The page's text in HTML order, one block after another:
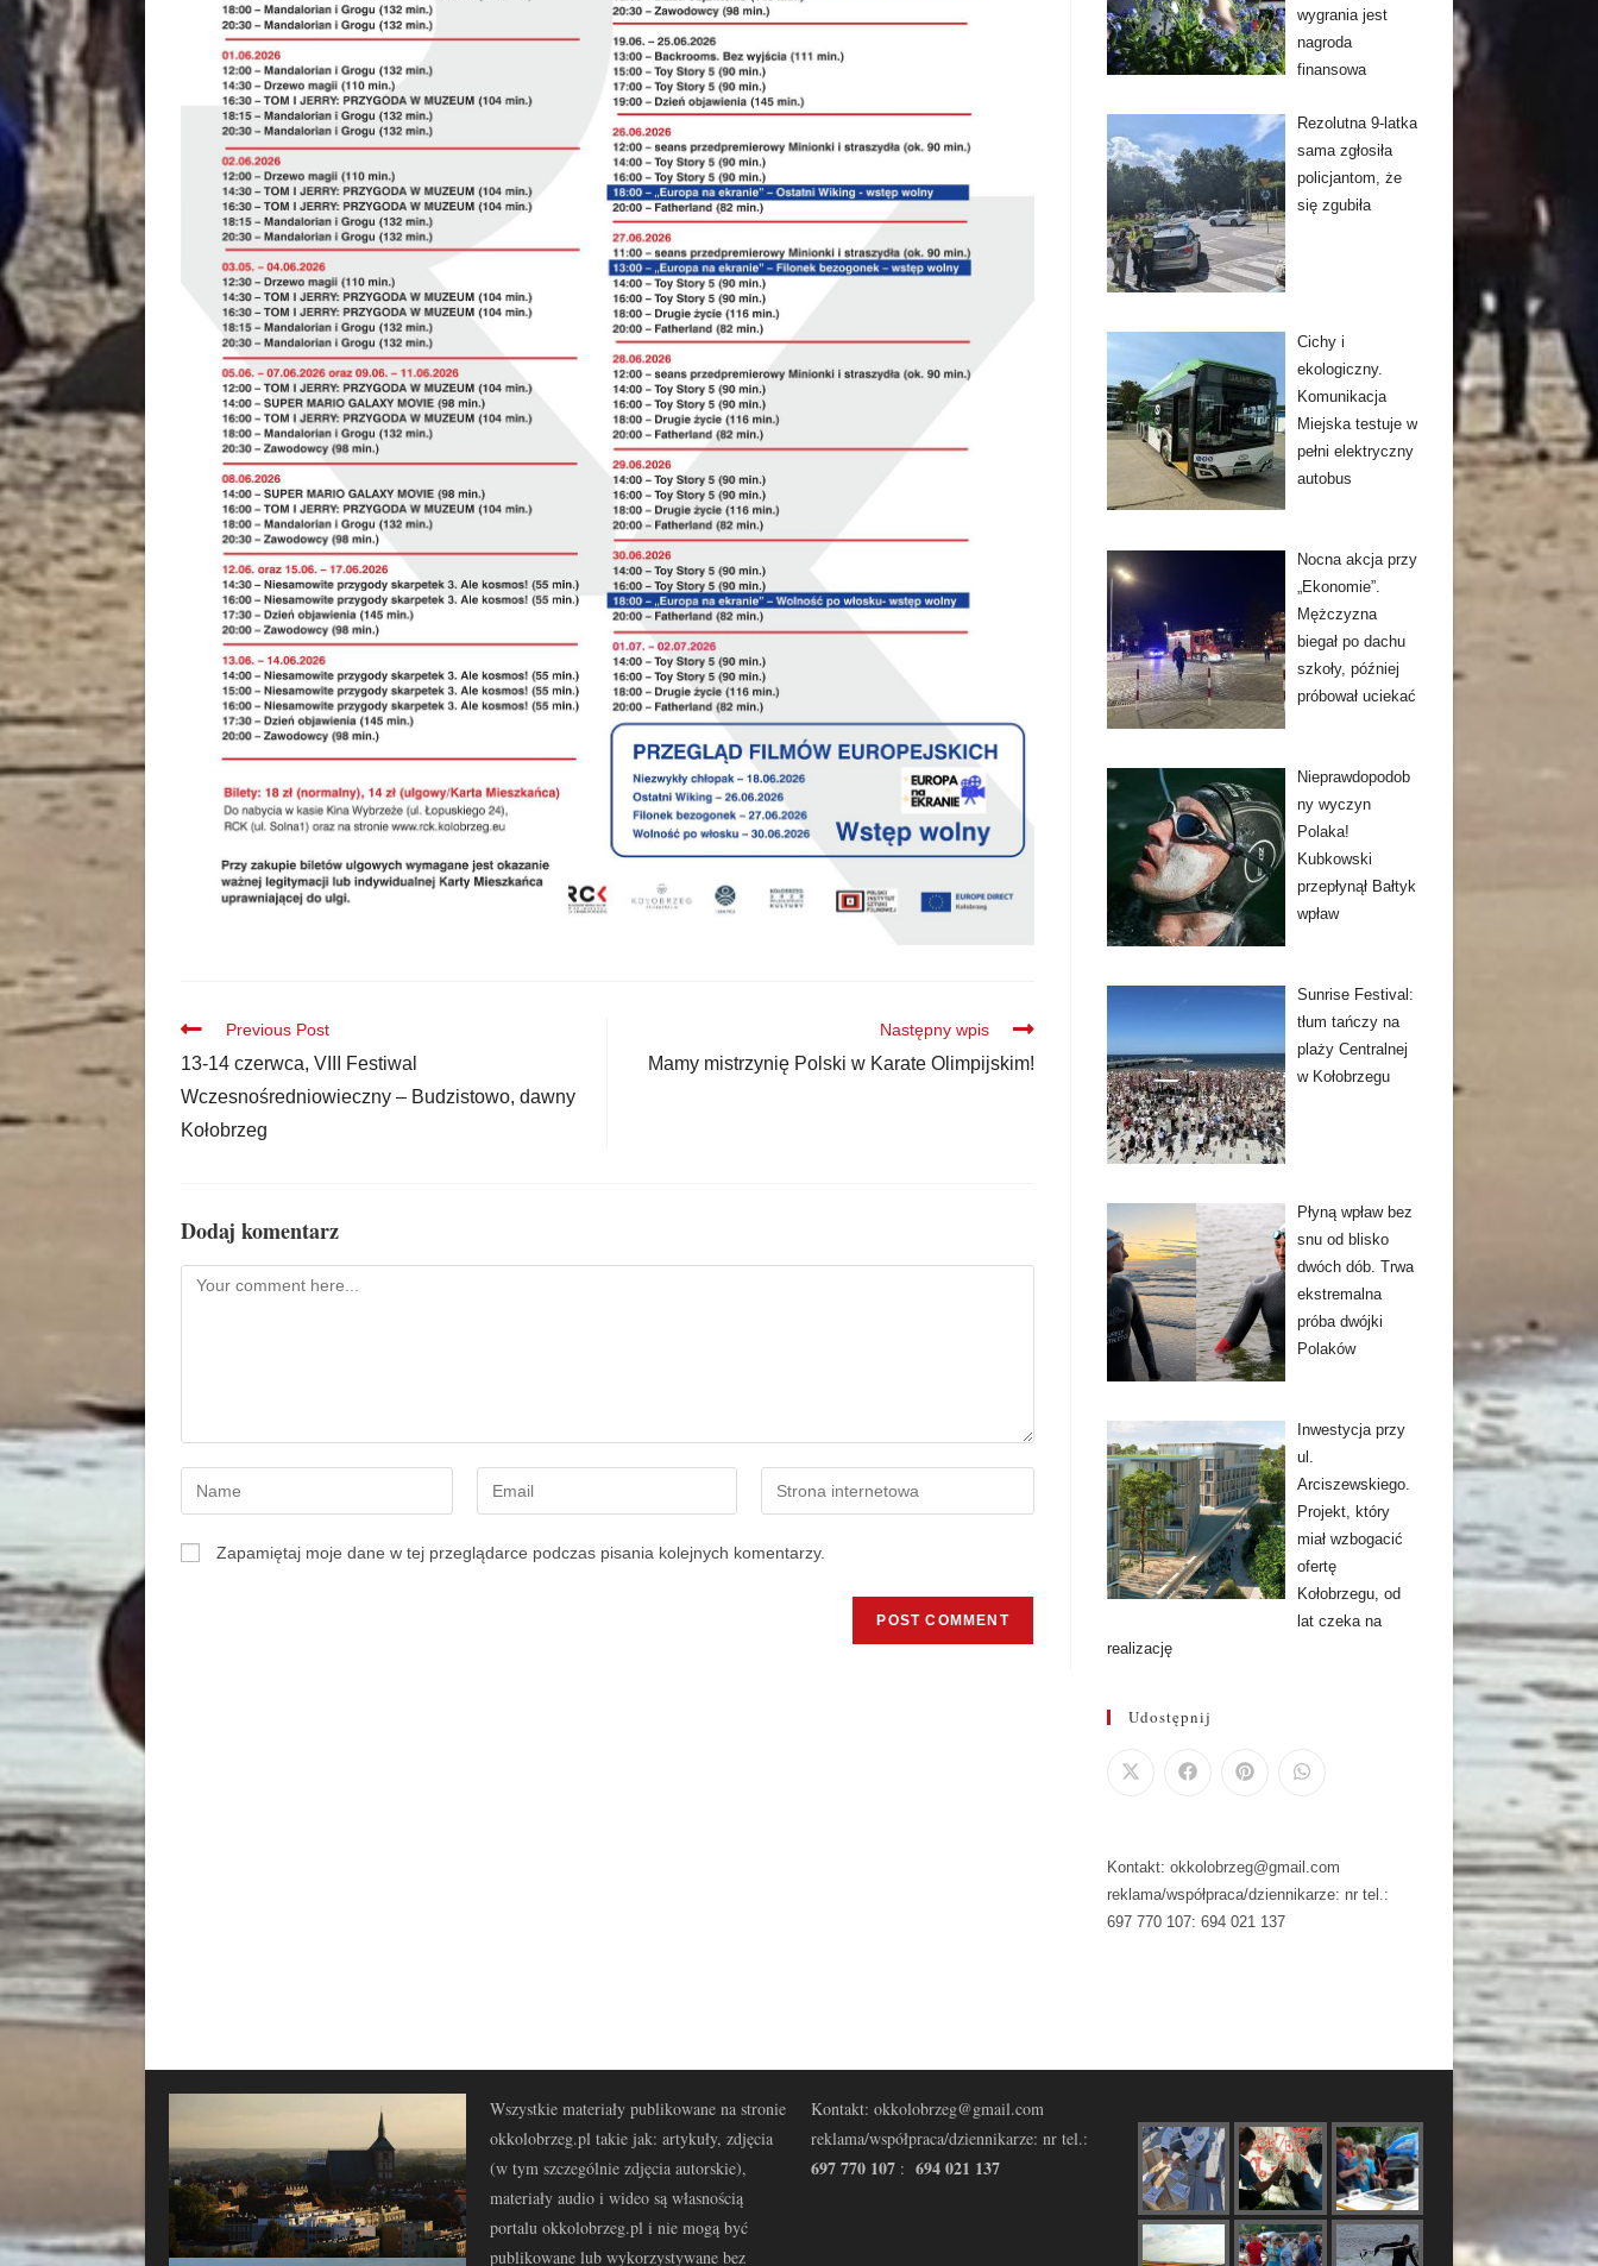
Previous Post
13-14 czerwca, VIII Festiwal
Wczesnośredniowieczny – Budzistowo, dawny
Kołobrzeg
Następny wpis
Mamy mistrzynię Polski w Karate Olimpijskim!
Dodaj komentarz
Zapamiętaj moje dane w tej przeglądarce podczas pisania kolejnych komentarzy.
wygrania jest
nagroda
finansowa
Rezolutna 9-latka
sama zgłosiła
policjantom, że
się zgubiła
Cichy i
ekologiczny.
Komunikacja
Miejska testuje w
pełni elektryczny
autobus
Nocna akcja przy
„Ekonomie”.
Mężczyzna
biegał po dachu
szkoły, później
próbował uciekać
Nieprawdopodob
ny wyczyn
Polaka!
Kubkowski
przepłynął Bałtyk
wpław
Sunrise Festival:
tłum tańczy na
plaży Centralnej
w Kołobrzegu
Płyną wpław bez
snu od blisko
dwóch dób. Trwa
ekstremalna
próba dwójki
Polaków
Inwestycja przy
ul.
Arciszewskiego.
Projekt, który
miał wzbogacić
ofertę
Kołobrzegu, od
lat czeka na
realizację
Udostępnij
Kontakt: okkolobrzeg@gmail.com
reklama/współpraca/dziennikarze: nr tel.:
697 770 107: 694 021 137
Wszystkie materiały publikowane na stronie
okkolobrzeg.pl takie jak: artykuły, zdjęcia
(w tym szczególnie zdjęcia autorskie),
materiały audio i wideo są własnością
portalu okkolobrzeg.pl i nie mogą być
publikowane lub wykorzystywane bez
Kontakt: okkolobrzeg@gmail.com
reklama/współpraca/dziennikarze: nr tel.:
697 770 107 : 694 021 137